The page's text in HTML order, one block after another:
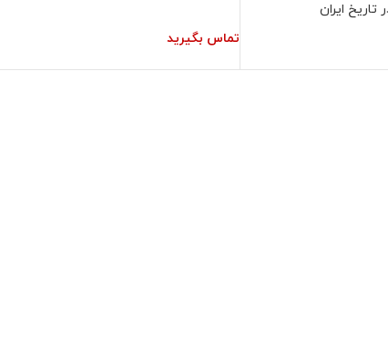
ایران
تماس بگیرید